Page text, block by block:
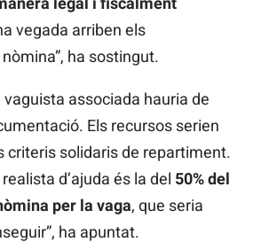
vegada arriben els
ha sostingut.
vaguista associada hauria de
Els recursos serien
criteris solidaris de repartiment.
d’ajuda és la del 50% del
per la vaga, que seria
ha apuntat.